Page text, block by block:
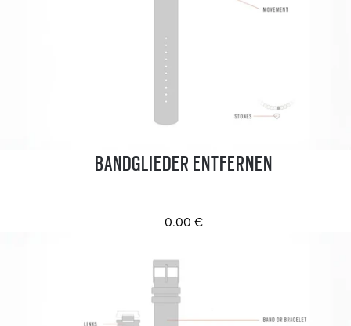
BANDGLIEDER ENTFERNEN
0.00 €